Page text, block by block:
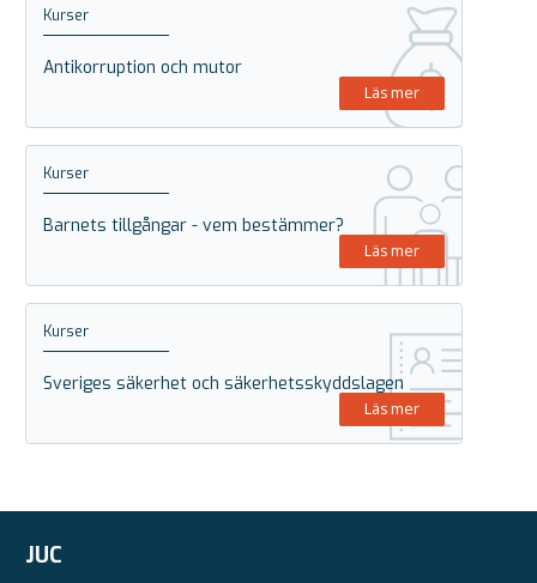
Kurser
Antikorruption och mutor
Läs mer
Kurser
Barnets tillgångar - vem bestämmer?
Läs mer
Kurser
Sveriges säkerhet och säkerhetsskyddslagen
Läs mer
JUC